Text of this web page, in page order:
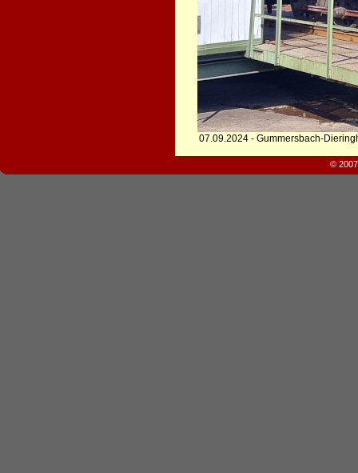
07.09.2024 - Gummersbach-
©